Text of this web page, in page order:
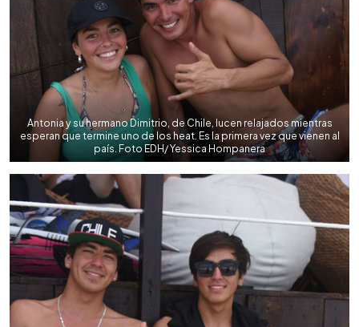
Antonia y su hermano Dimitrio, de Chile, lucen relajados mientras
esperan que termine uno de los heat. Es la primera vez que vienen al
país. Foto EDH/ Yessica Hompanera